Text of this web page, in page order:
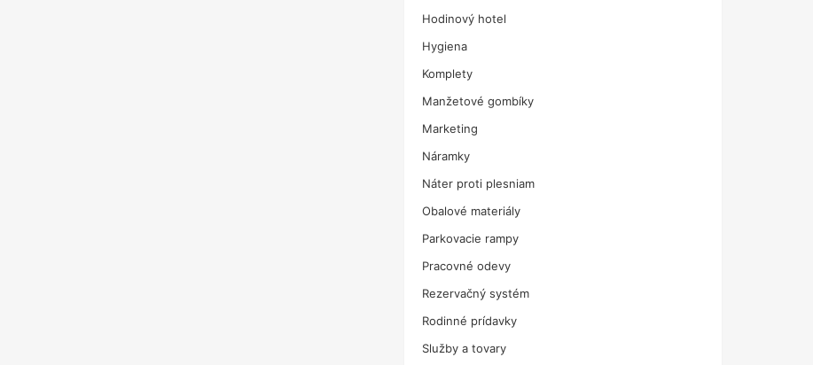
Hodinový hotel
Hygiena
Komplety
Manžetové gombíky
Marketing
Náramky
Náter proti plesniam
Obalové materiály
Parkovacie rampy
Pracovné odevy
Rezervačný systém
Rodinné prídavky
Služby a tovary